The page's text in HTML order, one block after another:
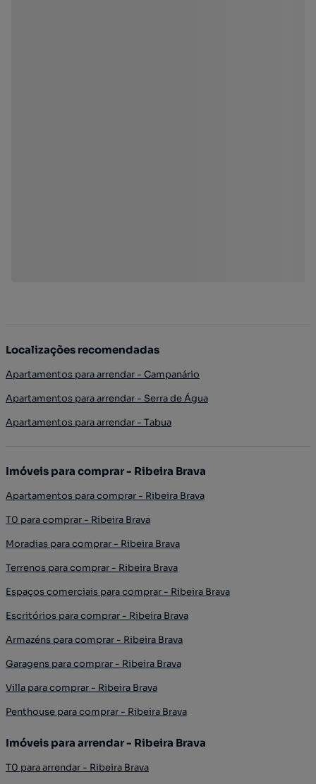
Localizações recomendadas
Apartamentos para arrendar - Campanário
Apartamentos para arrendar - Serra de Água
Apartamentos para arrendar - Tabua
Imóveis para comprar - Ribeira Brava
Apartamentos para comprar - Ribeira Brava
T0 para comprar - Ribeira Brava
Moradias para comprar - Ribeira Brava
Terrenos para comprar - Ribeira Brava
Espaços comerciais para comprar - Ribeira Brava
Escritórios para comprar - Ribeira Brava
Armazéns para comprar - Ribeira Brava
Garagens para comprar - Ribeira Brava
Villa para comprar - Ribeira Brava
Penthouse para comprar - Ribeira Brava
Imóveis para arrendar - Ribeira Brava
T0 para arrendar - Ribeira Brava